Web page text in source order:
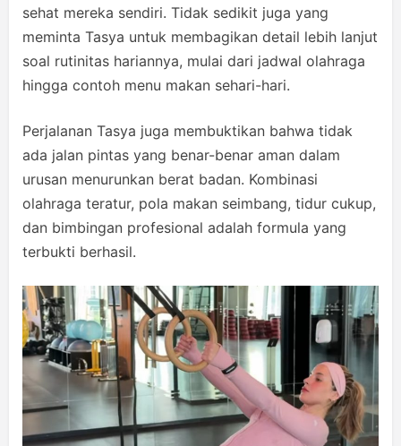
sehat mereka sendiri. Tidak sedikit juga yang
meminta Tasya untuk membagikan detail lebih lanjut
soal rutinitas hariannya, mulai dari jadwal olahraga
hingga contoh menu makan sehari-hari.
Perjalanan Tasya juga membuktikan bahwa tidak
ada jalan pintas yang benar-benar aman dalam
urusan menurunkan berat badan. Kombinasi
olahraga teratur, pola makan seimbang, tidur cukup,
dan bimbingan profesional adalah formula yang
terbukti berhasil.